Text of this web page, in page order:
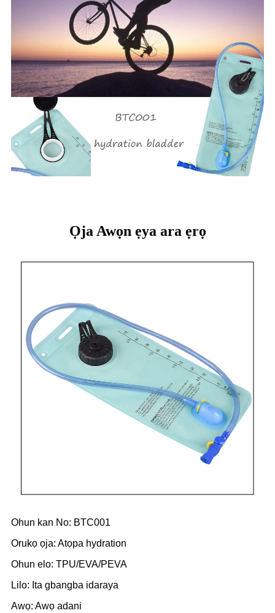
Ọja Awọn ẹya ara ẹrọ
Ohun kan No: BTC001
Orukọ ọja: Atọpa hydration
Ohun elo: TPU/EVA/PEVA
Lilo: Ita gbangba idaraya
Awọ: Awọ adani